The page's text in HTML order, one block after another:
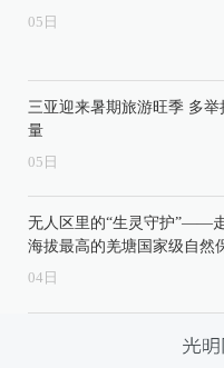
05 日
三亚迎来暑期旅游旺季 多
量
05 日
无人区里的“生灵守护”——
海拔最高的羌塘国家级自然
04 日